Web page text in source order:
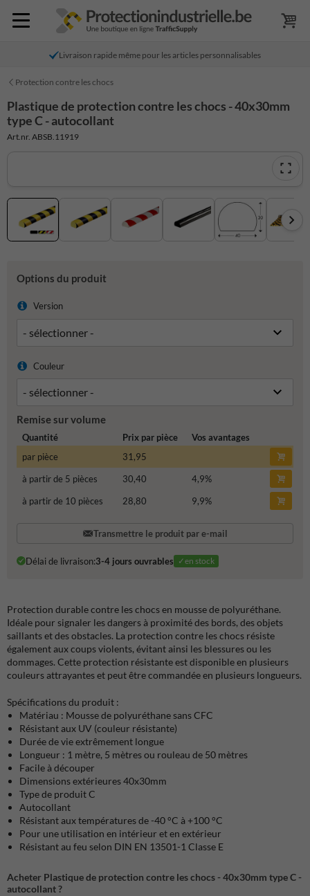
Livraison rapide même pour les articles personnalisables
Protection contre les chocs
Plastique de protection contre les chocs - 40x30mm
type C - autocollant
Art.nr. ABSB.11919
Options du produit
Version
Couleur
Remise sur volume
Quantité Prix par pièce
Vos avantages
par pièce
31,95
à partir de 5 pièces
30,40 4,9%
à partir de 10 pièces
28,80 9,9%
Transmettre le produit par e-mail
Délai de livraison:3-4 jours ouvrables ✓en stock
Protection durable contre les chocs en mousse de polyuréthane.
Idéale pour signaler les dangers à proximité des bords, des objets
saillants et des obstacles. La protection contre les chocs résiste
également aux coups violents, évitant ainsi les blessures ou les
dommages. Cette protection résistante est disponible en plusieurs
couleurs attrayantes et peut être commandée en plusieurs longueurs.
Spécifications du produit :
Matériau : Mousse de polyuréthane sans CFC
Résistant aux UV (couleur résistante)
Durée de vie extrêmement longue
Longueur : 1 mètre, 5 mètres ou rouleau de 50 mètres
Facile à découper
Dimensions extérieures 40x30mm
Type de produit C
Autocollant
Résistant aux températures de -40 °C à +100 °C
Pour une utilisation en intérieur et en extérieur
Résistant au feu selon DIN EN 13501-1 Classe E
Acheter Plastique de protection contre les chocs - 40x30mm type C -
autocollant ?